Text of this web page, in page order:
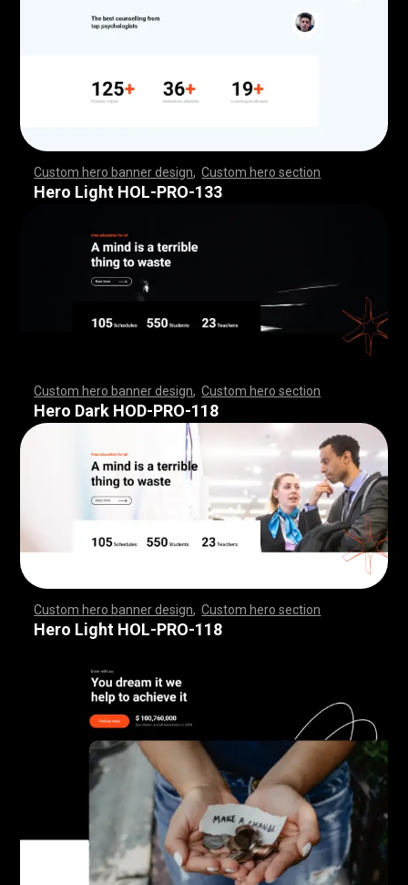
Custom hero banner design ,Custom hero section
,,,,,,,,,,,,,,,,,,,,,,,,,,,,,, ,,,,,,,,,,,,,,,,,,,,,,,
,,,,,,,,,,,,,,,,,,,,,,,,,,,,,, ,,,,,,,,,,,,,,,,,,,,,,,
Hero Light HOL-PRO-133
Custom hero banner design ,Custom hero section
,,,,,,,,,,,,,,,,,,,,,,,,,,,,,, ,,,,,,,,,,,,,,,,,,,,,,,
,,,,,,,,,,,,,,,,,,,,,,,,,,,,,, ,,,,,,,,,,,,,,,,,,,,,,,
Hero Dark HOD-PRO-118
Custom hero banner design ,Custom hero section
,,,,,,,,,,,,,,,,,,,,,,,,,,,,,, ,,,,,,,,,,,,,,,,,,,,,,,
,,,,,,,,,,,,,,,,,,,,,,,,,,,,,, ,,,,,,,,,,,,,,,,,,,,,,,
Hero Light HOL-PRO-118